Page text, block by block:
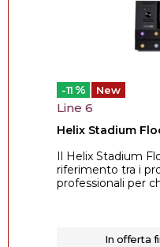
-11 % New
Line 6
Helix Stadium
Il Helix Stadium
riferimento tra i
professionali per
In offerta